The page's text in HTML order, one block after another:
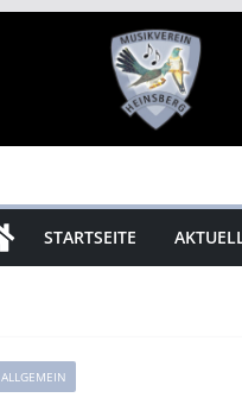
STARTSEITE
ALLGEMEIN